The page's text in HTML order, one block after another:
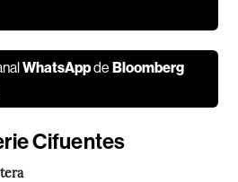
WhatsAppdeBloomberg
Cifuentes